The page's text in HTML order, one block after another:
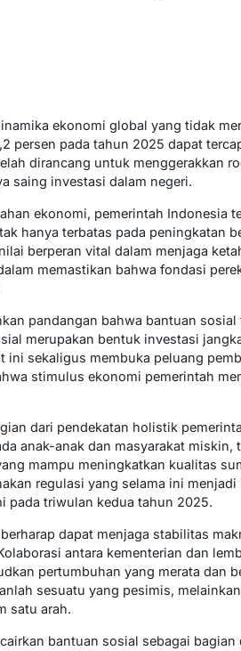
ekonomi global yang tidak
persen pada tahun 2025 dapat
dirancang untuk menggerakkan
saing investasi dalam negeri.
ekonomi, pemerintah Indonesia
hanya terbatas pada peningkatan
berperan vital dalam menjaga
memastikan bahwa fondasi
pandangan bahwa bantuan
merupakan bentuk investasi
sekaligus membuka peluang
stimulus ekonomi pemerintah
dari pendekatan holistik
anak-anak dan masyarakat miskin,
mampu meningkatkan kualitas
regulasi yang selama ini menjadi
pada triwulan kedua tahun 2025.
dapat menjaga stabilitas
antara kementerian dan
pertumbuhan yang merata dan
sesuatu yang pesimis,
satu arah.
bantuan sosial sebagai